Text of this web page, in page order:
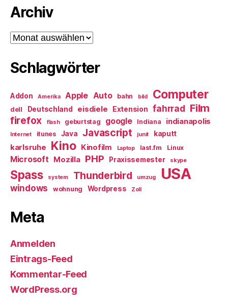
Archiv
Archiv
Schlagwörter
Addon Amerika Apple Auto bahn bild Computer
dell Deutschland eisdiele Extension fahrrad Film
firefox flash geburtstag google Indiana indianapolis
Internet itunes Java Javascript junit kaputt
karlsruhe Kino Kinofilm Laptop last.fm Linux
Microsoft Mozilla PHP Praxissemester skype
Spass system Thunderbird umzug USA
windows wohnung Wordpress Zoll
Meta
Anmelden
Eintrags-Feed
Kommentar-Feed
WordPress.org